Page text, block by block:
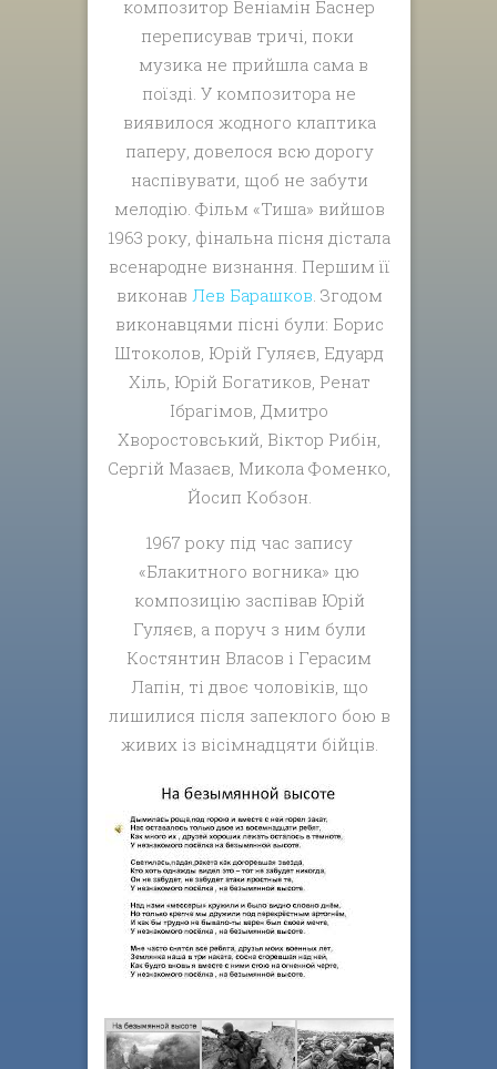
композитор Веніамін Баснер
переписував тричі, поки
музика не прийшла сама в
поїзді. У композитора не
виявилося жодного клаптика
паперу, довелося всю дорогу
наспівувати, щоб не забути
мелодію. Фільм «Тиша» вийшов
1963 року, фінальна пісня дістала
всенародне визнання. Першим її
виконав Лев Барашков. Згодом
виконавцями пісні були: Борис
Штоколов, Юрій Гуляєв, Едуард
Хіль, Юрій Богатиков, Ренат
Ібрагімов, Дмитро
Хворостовський, Віктор Рибін,
Сергій Мазаєв, Микола Фоменко,
Йосип Кобзон.
1967 року під час запису
«Блакитного вогника» цю
композицію заспівав Юрій
Гуляєв, а поруч з ним були
Костянтин Власов і Герасим
Лапін, ті двоє чоловіків, що
лишилися після запеклого бою в
живих із вісімнадцяти бійців.